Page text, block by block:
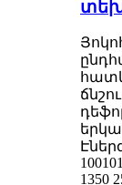
1350